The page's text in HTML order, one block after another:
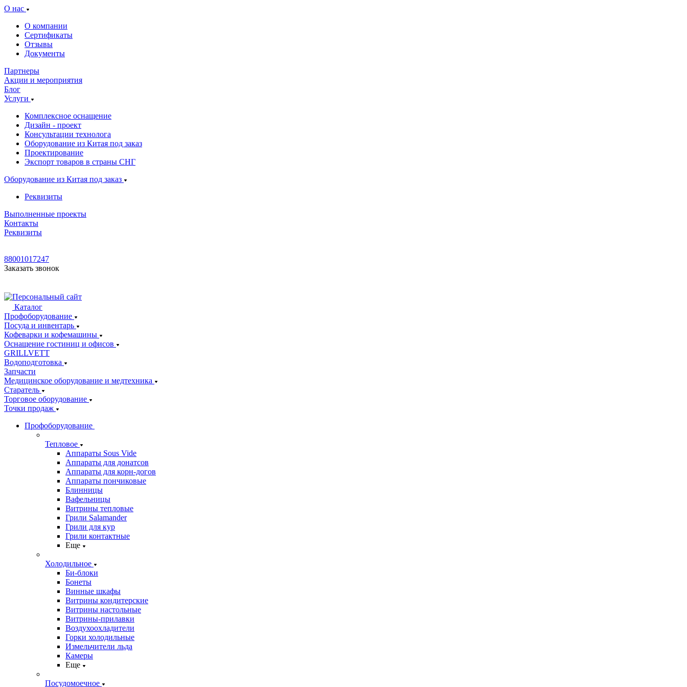
О нас
О компании
Сертификаты
Отзывы
Документы
Партнеры
Акции и мероприятия
Блог
Услуги
Комплексное оснащение
Дизайн - проект
Консультации технолога
Оборудование из Китая под заказ
Проектирование
Экспорт товаров в страны СНГ
Оборудование из Китая под заказ
Реквизиты
Выполненные проекты
Контакты
Реквизиты
88001017247
Заказать звонок
Каталог
Профоборудование
Посуда и инвентарь
Кофеварки и кофемашины
Оснащение гостиниц и офисов
GRILLVETT
Водоподготовка
Запчасти
Медицинское оборудование и медтехника
Старатель
Торговое оборудование
Точки продаж
Профоборудование
Тепловое
Аппараты Sous Vide
Аппараты для донатсов
Аппараты для корн-догов
Аппараты пончиковые
Блинницы
Вафельницы
Витрины тепловые
Грили Salamander
Грили для кур
Грили контактные
Еще
Холодильное
Би-блоки
Бонеты
Винные шкафы
Витрины кондитерские
Витрины настольные
Витрины-прилавки
Воздухоохладители
Горки холодильные
Измельчители льда
Камеры
Еще
Посудомоечное